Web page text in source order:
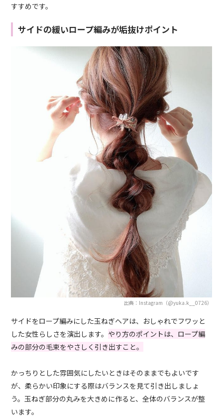
すすめです。
サイドの緩いロープ編みが垢抜けポイント
出典：Instagram（@yuka.k__0726）
サイドをロープ編みにした玉ねぎヘアは、おしゃれでフワッと
した女性らしさを演出します。 やり方のポイントは、ロープ編
みの部分の毛束をやさしく引き出すこと。
かっちりとした雰囲気にしたいときはそのままでもよいです
が、柔らかい印象にする際はバランスを見て引き出しましょ
う。玉ねぎ部分の丸みを大きめに作ると、全体のバランスが整
います。